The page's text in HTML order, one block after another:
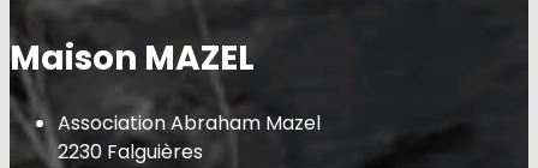
Maison MAZEL
Association Abraham Mazel
2230 Falguières